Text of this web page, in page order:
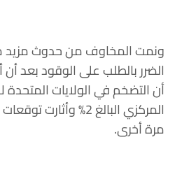
ونمت المخاوف من حدوث مزيد
الضرر بالطلب على الوقود بعد
أن التضخم في الولايات
المركزي البالغ 2%
مرة أخرى.